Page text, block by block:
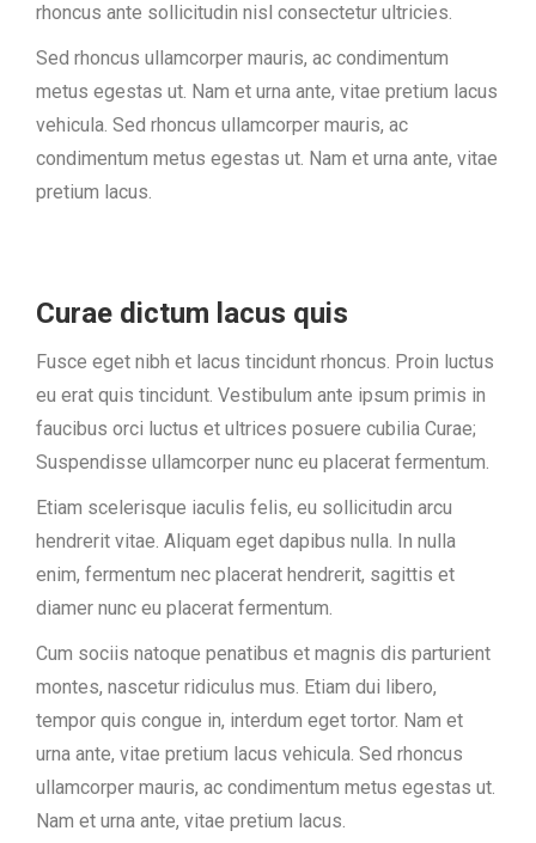
rhoncus ante sollicitudin nisl consectetur ultricies.
Sed rhoncus ullamcorper mauris, ac condimentum
metus egestas ut. Nam et urna ante, vitae pretium lacus
vehicula. Sed rhoncus ullamcorper mauris, ac
condimentum metus egestas ut. Nam et urna ante, vitae
pretium lacus.
Curae dictum lacus quis
Fusce eget nibh et lacus tincidunt rhoncus. Proin luctus
eu erat quis tincidunt. Vestibulum ante ipsum primis in
faucibus orci luctus et ultrices posuere cubilia Curae;
Suspendisse ullamcorper nunc eu placerat fermentum.
Etiam scelerisque iaculis felis, eu sollicitudin arcu
hendrerit vitae. Aliquam eget dapibus nulla. In nulla
enim, fermentum nec placerat hendrerit, sagittis et
diamer nunc eu placerat fermentum.
Cum sociis natoque penatibus et magnis dis parturient
montes, nascetur ridiculus mus. Etiam dui libero,
tempor quis congue in, interdum eget tortor. Nam et
urna ante, vitae pretium lacus vehicula. Sed rhoncus
ullamcorper mauris, ac condimentum metus egestas ut.
Nam et urna ante, vitae pretium lacus.